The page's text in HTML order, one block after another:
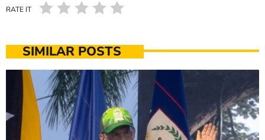
RATE IT
SIMILAR POSTS